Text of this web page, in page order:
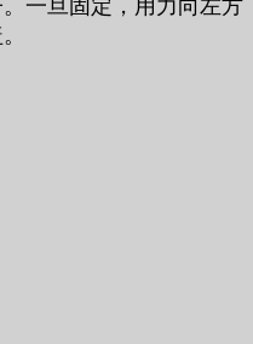
一旦固定，用力向左方